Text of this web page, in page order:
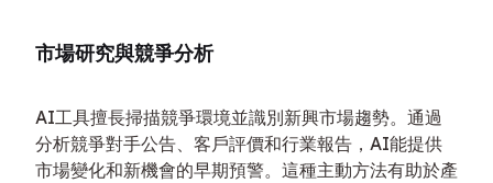
市場研究與競爭分析
AI工具擅長掃描競爭環境並識別新興市場趨勢。通過
分析競爭對手公告、客戶評價和行業報告，AI能提供
市場變化和新機會的早期預警。這種主動方法有助於產